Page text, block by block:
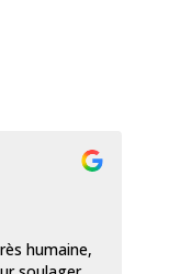
humaine,